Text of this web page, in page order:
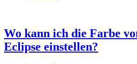
Wo kann ich die Farbe
Eclipse einstellen?